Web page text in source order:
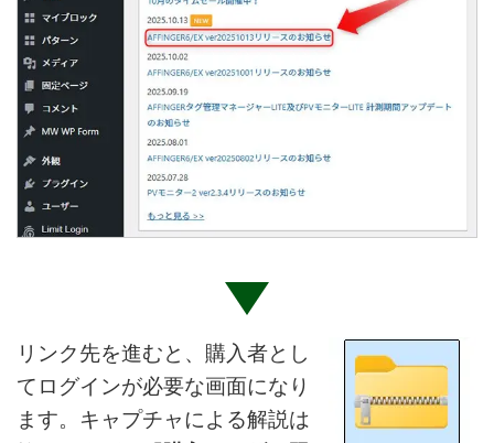
リンク先を進むと、購入者とし
てログインが必要な画面になり
ます。キャプチャによる解説は